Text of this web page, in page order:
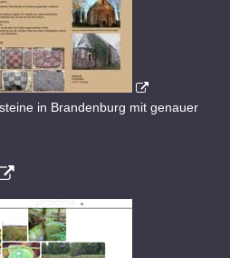
in Brandenburg mit genauer